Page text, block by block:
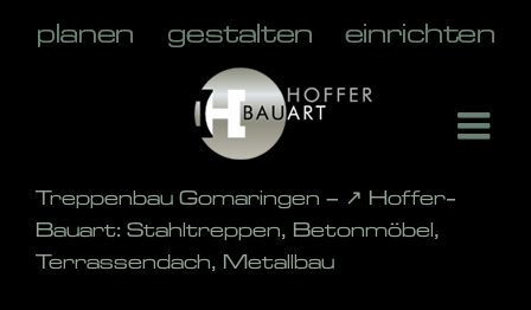
Treppenbau Gomaringen – ↗️ Hoffer-
Bauart: Stahltreppen, Betonmöbel,
Terrassendach, Metallbau